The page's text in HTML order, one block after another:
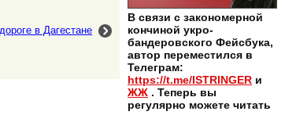
в Дагестане
В связи с закономерной
кончиной укро-
бандеровского Фейсбука,
автор переместился в
Телеграм:
https://t.me/ISTRINGER и
ЖЖ . Теперь вы
регулярно можете читать